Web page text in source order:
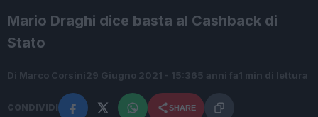
Mario Draghi dice basta al Cashback di
Stato
Di Marco Corsini29 Giugno 2021 - 15:365 anni fa 1 min di lettura
CONDIVIDI SHARE